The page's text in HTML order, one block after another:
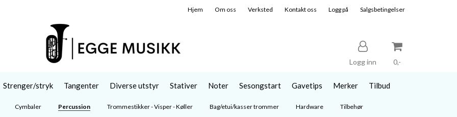
Hjem Om oss Verksted Kontakt oss Logg på Salgsbetingelser
Logg inn 0,-
Strenger/stryk Tangenter Diverse utstyr Stativer Noter Sesongstart Gavetips Merker Tilbud
Cymbaler Percussion Trommestikker - Visper - Køller Bag/etui/kasser trommer Hardware Tilbehør